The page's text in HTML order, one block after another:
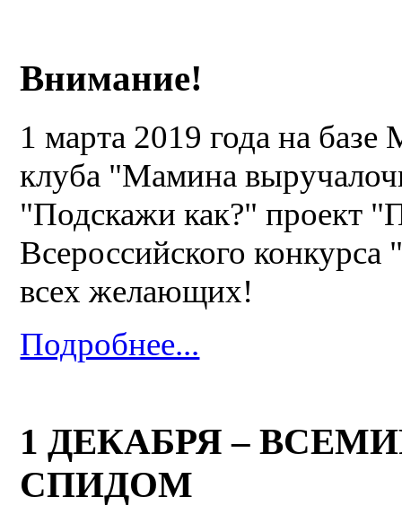
Внимание!
1 марта 2019 года на
клуба "Мамина
"Подскажи как?" проект
Всероссийского
всех желающих!
Подробнее...
1 ДЕКАБРЯ –
СПИДОМ